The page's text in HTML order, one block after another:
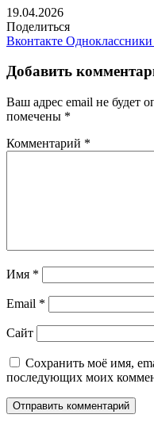
19.04.2026
Поделиться
Вконтакте Одноклассники
Добавить
Ваш адрес email не будет
помечены *
Комментарий *
Имя *
Email *
Сайт
Сохранить моё имя,
последующих моих